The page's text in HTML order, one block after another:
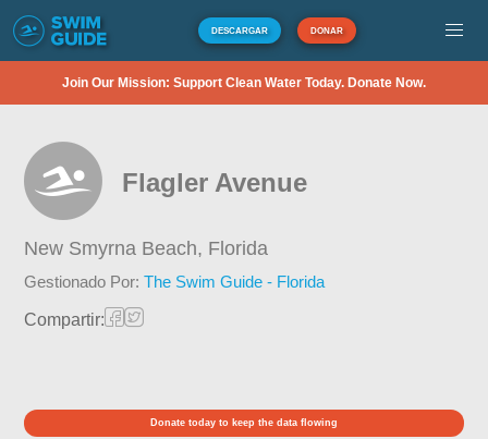
DESCARGAR DONAR
Join Our Mission: Support Clean Water Today. Donate Now.
Flagler Avenue
New Smyrna Beach, Florida
Gestionado Por:The Swim Guide - Florida
Compartir:
Donate today to keep the data flowing